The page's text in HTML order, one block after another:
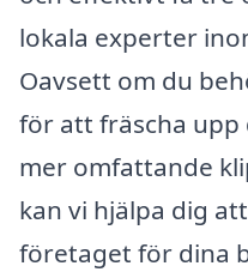
lokala experter
Oavsett om du
för att fräscha
mer omfattande
kan vi hjälpa dig
företaget för dina